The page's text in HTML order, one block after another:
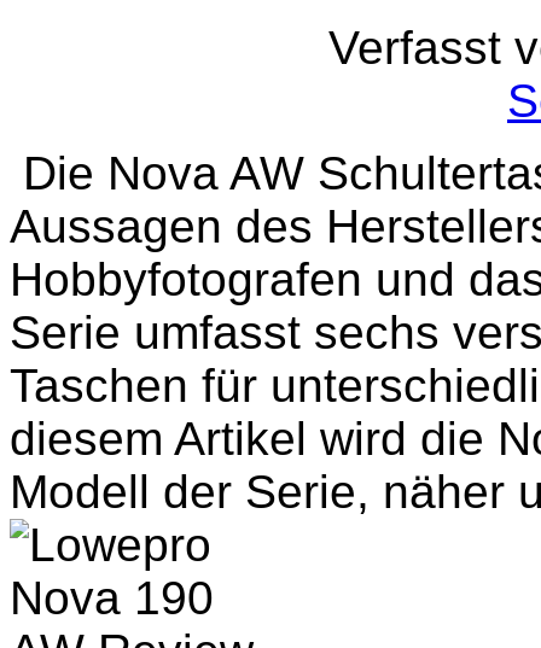
Verfasst
Die Nova AW
Aussagen des
Hobbyfotografen und
Serie umfasst sechs
Taschen für
diesem Artikel wird die
Modell der Serie, näher